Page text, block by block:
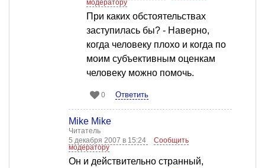
модератору
При каких обстоятельствах
заступилась бы? - Наверно,
когда человеку плохо и когда по
моим субъективным оценкам
человеку можно помочь.
0 Ответить
Mike Mike
Читатель
5 декабря 2007 в 15:24
Сообщить
модератору
Он и действительно странный,